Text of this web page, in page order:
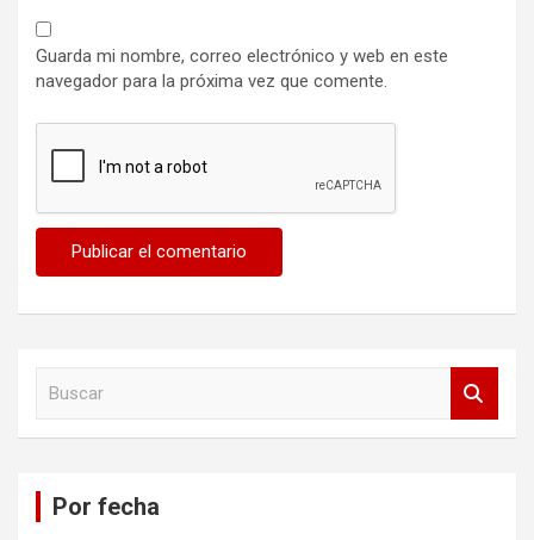
Guarda mi nombre, correo electrónico y web en este
navegador para la próxima vez que comente.
Por fecha